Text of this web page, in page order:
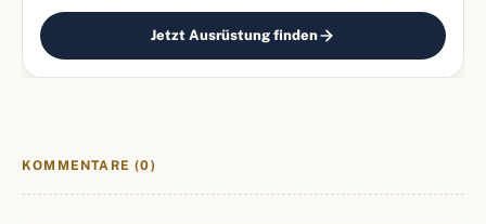
passende Gear entdecken.
Jetzt Ausrüstung finden
KOMMENTARE (0)